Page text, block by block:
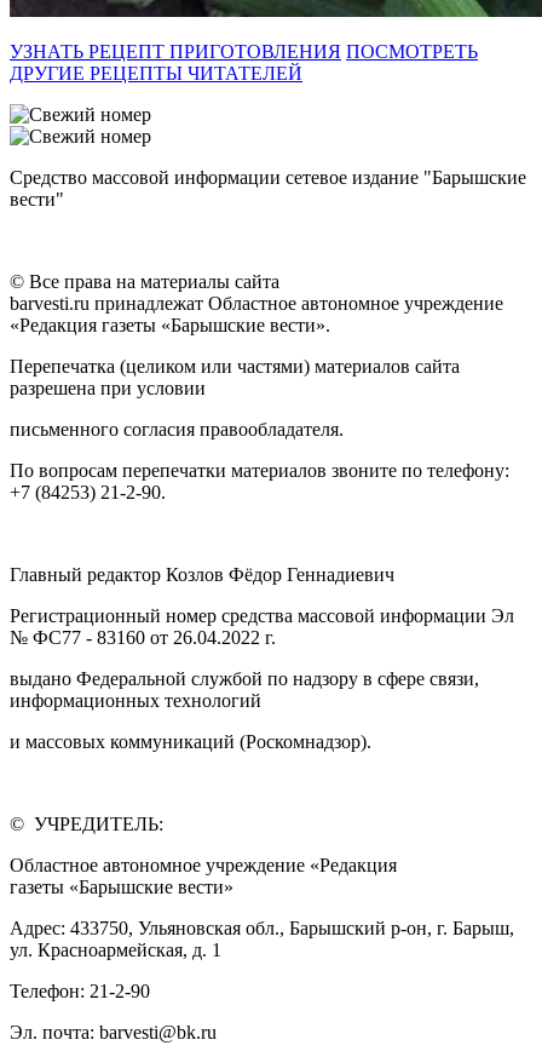
УЗНАТЬ РЕЦЕПТ ПРИГОТОВЛЕНИЯ ПОСМОТРЕТЬ
ДРУГИЕ РЕЦЕПТЫ ЧИТАТЕЛЕЙ
Средство массовой информации сетевое издание "Барышские
вести"
© Все права на материалы сайта
barvesti.ru принадлежат Областное автономное учреждение
«Редакция газеты «Барышские вести».
Перепечатка (целиком или частями) материалов сайта
разрешена при условии
письменного согласия правообладателя.
По вопросам перепечатки материалов звоните по телефону:
+7 (84253) 21-2-90.
Главный редактор Козлов Фёдор Геннадиевич
Регистрационный номер средства массовой информации Эл
№ ФС77 - 83160 от 26.04.2022 г.
выдано Федеральной службой по надзору в сфере связи,
информационных технологий
и массовых коммуникаций (Роскомнадзор).
© УЧРЕДИТЕЛЬ:
Областное автономное учреждение «Редакция
газеты «Барышские вести»
Адрес: 433750, Ульяновская обл., Барышский р-он, г. Барыш,
ул. Красноармейская, д. 1
Телефон: 21-2-90
Эл. почта: barvesti@bk.ru